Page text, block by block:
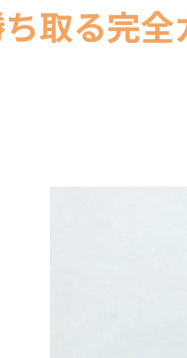
取る完全